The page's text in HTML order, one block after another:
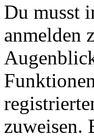
Du musst
anmelden
zuweisen.